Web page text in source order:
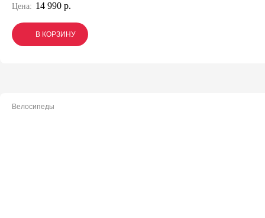
Цена: 14 990 р.
В КОРЗИНУ
В КОРЗИНУ
В КОРЗИНУ
Велосипеды